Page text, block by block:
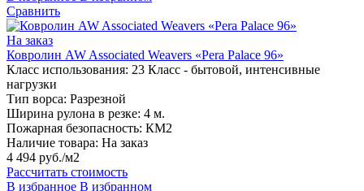
Сравнить
На заказ
Ковролин AW Associated Weavers «Pera Palace 96»
Класс использования: 23 Класс - бытовой, интенсивные
нагрузки
Тип ворса: Разрезной
Ширина рулона в резке: 4 м.
Пожарная безопасность: КМ2
Наличие товара: На заказ
4 494 руб./м2
Рассчитать стоимость
В избранное В избранном